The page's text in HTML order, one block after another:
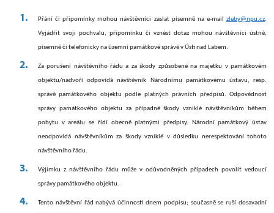
Přání či připomínky mohou návštěvníci zaslat písemně na e-mail zleby@npu.cz.
Vyjádřit svoji pochvalu, připomínku či vznést dotaz mohou návštěvníci ústně,
písemně či telefonicky na územní památkové správě v Ústí nad Labem.
Za porušení návštěvního řádu a za škody způsobené na majetku v památkovém
objektu/nádvoří odpovídá návštěvník Národnímu památkovému ústavu, resp.
správě památkového objektu podle platných právních předpisů. Odpovědnost
správy památkového objektu za případné škody vzniklé návštěvníkům během
pobytu v areálu se řídí obecně platnými předpisy. Národní památkový ústav
neodpovídá návštěvníkům za škody vzniklé v důsledku nerespektování tohoto
návštěvního řádu.
Výjimku z návštěvního řádu může v odůvodněných případech povolit vedoucí
správy památkového objektu.
Tento návštěvní řád nabývá účinnosti dnem podpisu; současně se ruší dosavadní